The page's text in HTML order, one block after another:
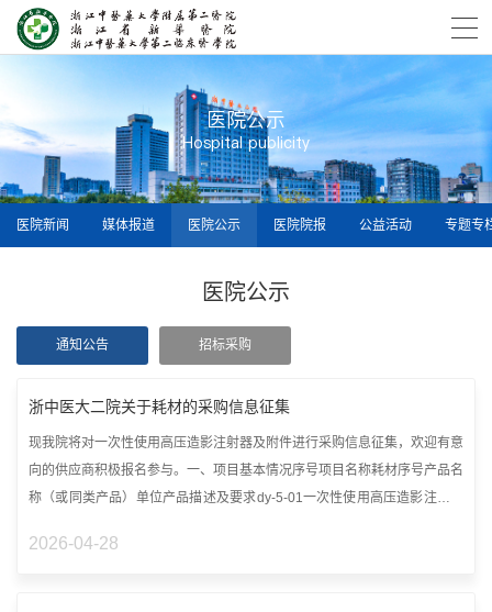
医院公示
Hospital publicity
医院新闻 媒体报道 医院公示 医院院报 公益活动 专题专
医院公示
通知公告 招标采购
浙中医大二院关于耗材的采购信息征集
现我院将对一次性使用高压造影注射器及附件进行采购信息征集，欢迎有意
向的供应商积极报名参与。一、项目基本情况序号项目名称耗材序号产品名
称（或同类产品）单位产品描述及要求dy-5-01一次性使用高压造影注射器
2026-04-28